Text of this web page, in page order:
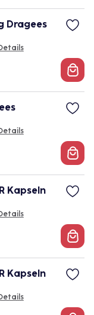
Dragees
Kapseln
Kapseln